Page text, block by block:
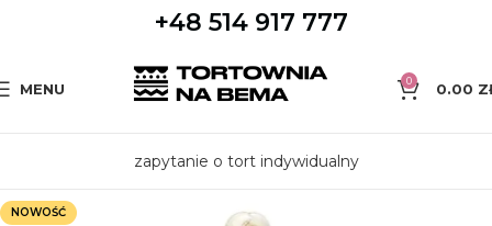
+48 514 917 777
MENU 0 0.00
zapytanie o tort indywidualny
NOWOŚĆ